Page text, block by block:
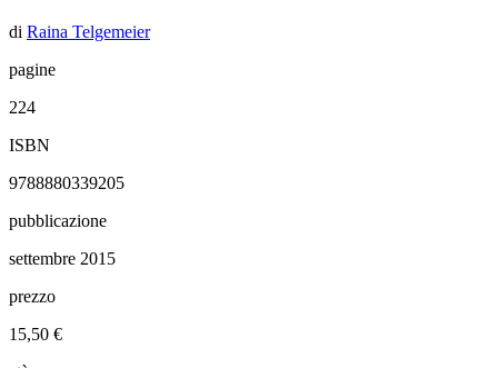
di Raina Telgemeier
pagine
224
ISBN
9788880339205
pubblicazione
settembre 2015
prezzo
15,50 €